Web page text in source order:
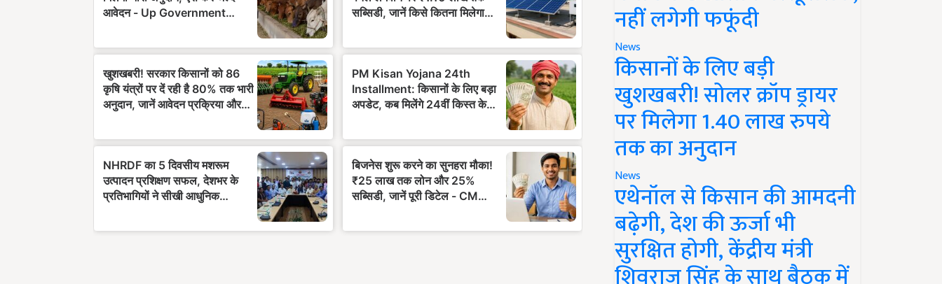
नहीं लगेगी फफूंदी
News
किसानों के लिए बड़ी
खुशखबरी! सोलर क्रॉप ड्रायर
पर मिलेगा 1.40 लाख रुपये
तक का अनुदान
News
एथेनॉल से किसान की आमदनी
बढ़ेगी, देश की ऊर्जा भी
सुरक्षित होगी, केंद्रीय मंत्री